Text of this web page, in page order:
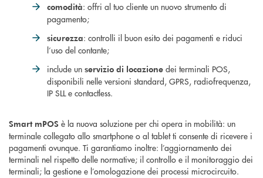
comodità: offri al tuo cliente un nuovo strumento di
pagamento;
sicurezza: controlli il buon esito dei pagamenti e riduci
l’uso del contante;
include un servizio di locazione dei terminali POS,
disponibili nelle versioni standard, GPRS, radiofrequenza,
IP SLL e contactless.
Smart mPOS è la nuova soluzione per chi opera in mobilità: un
terminale collegato allo smartphone o al tablet ti consente di ricevere i
pagamenti ovunque. Ti garantiamo inoltre: l’aggiornamento dei
terminali nel rispetto delle normative; il controllo e il monitoraggio dei
terminali; la gestione e l’omologazione dei processi microcircuito.